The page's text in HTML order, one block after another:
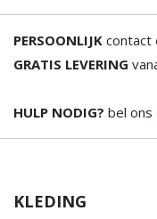
PERSOONLIJK contact
GRATIS LEVERING
HULP NODIG? bel ons
KLEDING